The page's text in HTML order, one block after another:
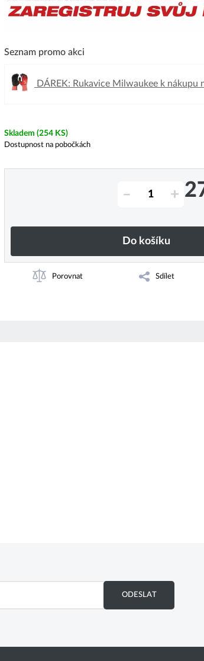
Seznam promo akci
DÁREK: Rukavice Milwaukee k nákupu
Skladem (254 KS)
Dostupnost na pobočkách
– +
Do košíku
Porovnat Sdílet
ODESLAT